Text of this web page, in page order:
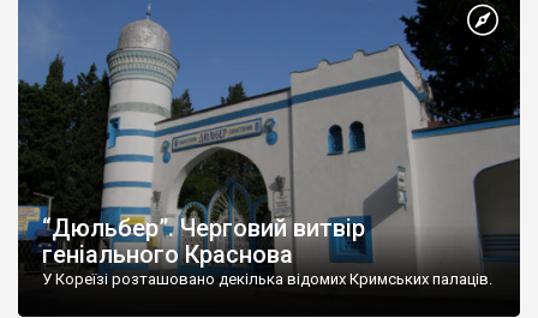
“Дюльбер”. Черговий витвір
геніального Краснова
У Кореїзі розташовано декілька відомих Кримських палаців.